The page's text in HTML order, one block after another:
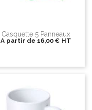
Casquette 5 Panneaux
A partir de 16,00 € HT